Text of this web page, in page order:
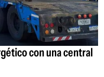
con una central